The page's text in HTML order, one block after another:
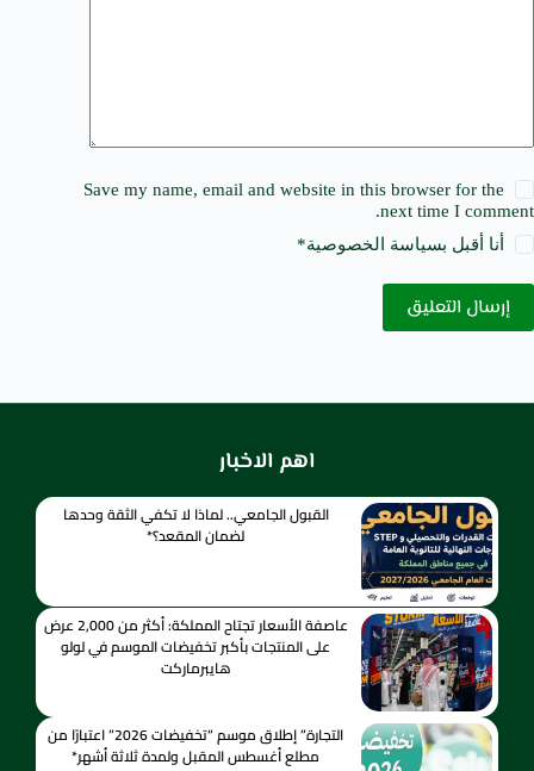
Save my name, email and website in this browser for the
next time I comment.
أنا أقبل بسياسة الخصوصية*
إرسال التعليق
اهم الاخبار
القبول الجامعي.. لماذا لا تكفي الثقة وحدها
لضمان المقعد؟*
عاصفة الأسعار تجتاح المملكة: أكثر من 2,000 عرض
على المنتجات بأكبر تخفيضات الموسم في لولو
هايبرماركت
التجارة” إطلاق موسم “تخفيضات 2026” اعتبارًا من
مطلع أغسطس المقبل ولمدة ثلاثة أشهر*